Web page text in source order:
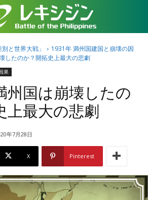
と世界大戦」
1931年 満州国建国と崩壊の因
したのか？開拓史上最大の悲劇
果
州国は崩壊したの
上最大の悲劇
年7月28日
X Pinterest